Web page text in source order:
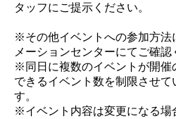
タッフにご提示ください。
※その他イベントへの参加方法
メーションセンターにてご確認
※同日に複数のイベントが開催
できるイベント数を制限させて
す。
※イベント内容は変更になる場